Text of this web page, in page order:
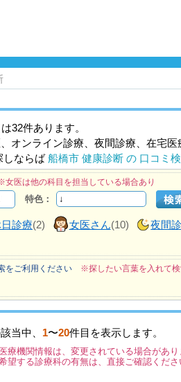
32件あります。
オンライン診療、夜間診療、在宅
しならば船橋市 健康診断 の 口コミ
医は他の科目を担当している場合あり
特色：
診療(2) 女医さん(10) 夜間
をご利用ください ※探したい言葉を入れて
当中、 1〜20件目を表示します。
療機関情報は、変更されている場合があり
望する診療科の有無は、直接ご確認くださ